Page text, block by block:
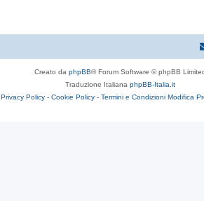
Creato da phpBB® Forum Software © phpBB
Traduzione Italiana phpBB-Italia.it
Privacy Policy - Cookie Policy - Termini e Condizioni Modifica